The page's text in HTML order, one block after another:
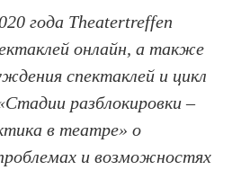
года Theatertreffen
онлайн, а также
спектаклей и цикл
разблокировки –
в театре» о
и возможностях